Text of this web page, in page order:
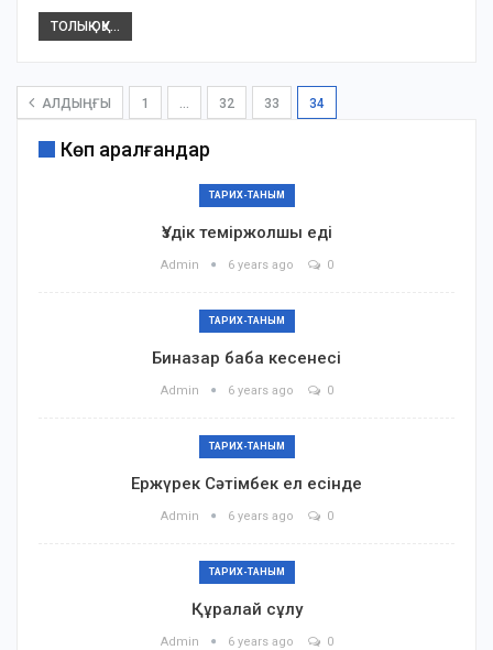
ТОЛЫҚ ОҚУ...
АЛДЫҢҒЫ 1 32 33 34
Көп қаралғандар
ТАРИХ-ТАНЫМ
Үздік теміржолшы еді
Admin 6 years ago 0
ТАРИХ-ТАНЫМ
Биназар баба кесенесі
Admin 6 years ago 0
ТАРИХ-ТАНЫМ
Ержүрек Сәтімбек ел есінде
Admin 6 years ago 0
ТАРИХ-ТАНЫМ
Құралай сұлу
Admin 6 years ago 0